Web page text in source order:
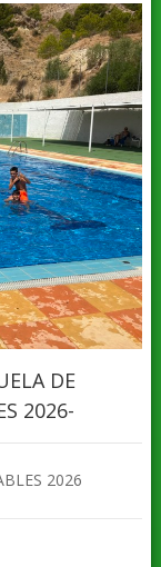
DE
2026-
2026